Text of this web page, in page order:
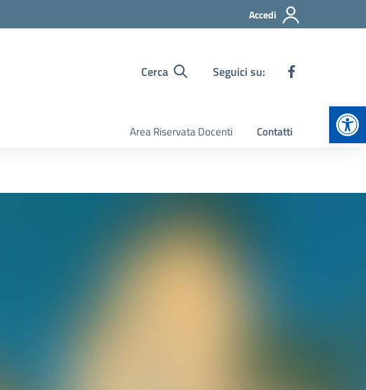
Accedi
Cerca Seguici su:
Area Riservata Docenti Contatti